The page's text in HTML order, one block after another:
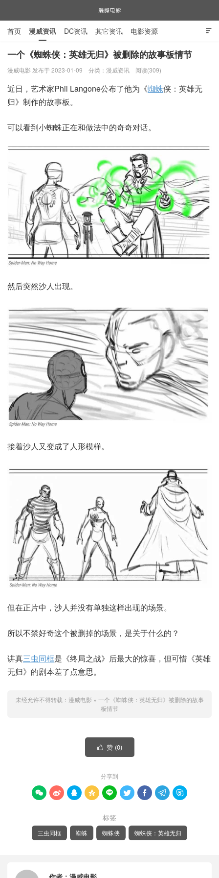

首页 漫威资讯 DC资讯 其它资讯 电影资源
电视剧资源 漫威图片
一个《蜘蛛侠：英雄无归》被删除的故事板情节
漫威电影 发布于 2023-01-09 分类： 漫威资讯 阅读(309)
近日，艺术家Phil Langone公布了他为《蜘蛛侠：英雄无
归》制作的故事板。
可以看到小蜘蛛正在和做法中的奇奇对话。
然后突然沙人出现。
接着沙人又变成了人形模样。
但在正片中，沙人并没有单独这样出现的场景。
所以不禁好奇这个被删掉的场景，是关于什么的？
讲真三虫同框是《终局之战》后最大的惊喜，但可惜《英雄
无归》的剧本差了点意思。
未经允许不得转载： 漫威电影 » 一个《蜘蛛侠：英雄无归》被删除的故事
板情节
 赞 (0)
分享到
        
标签
三虫同框 蜘蛛 蜘蛛侠 蜘蛛侠：英雄无归